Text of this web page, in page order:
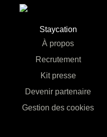
Staycation
À propos
Recrutement
Kit presse
Devenir partenaire
Gestion des cookies